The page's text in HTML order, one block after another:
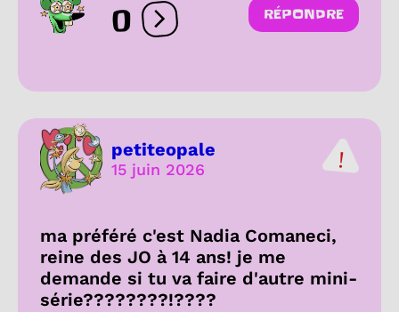
0 Ouvrir les réactions
RÉPONDRE
petiteopale
15 juin 2026
ma préféré c'est Nadia Comaneci,
reine des JO à 14 ans! je me
demande si tu va faire d'autre mini-
série????????!????